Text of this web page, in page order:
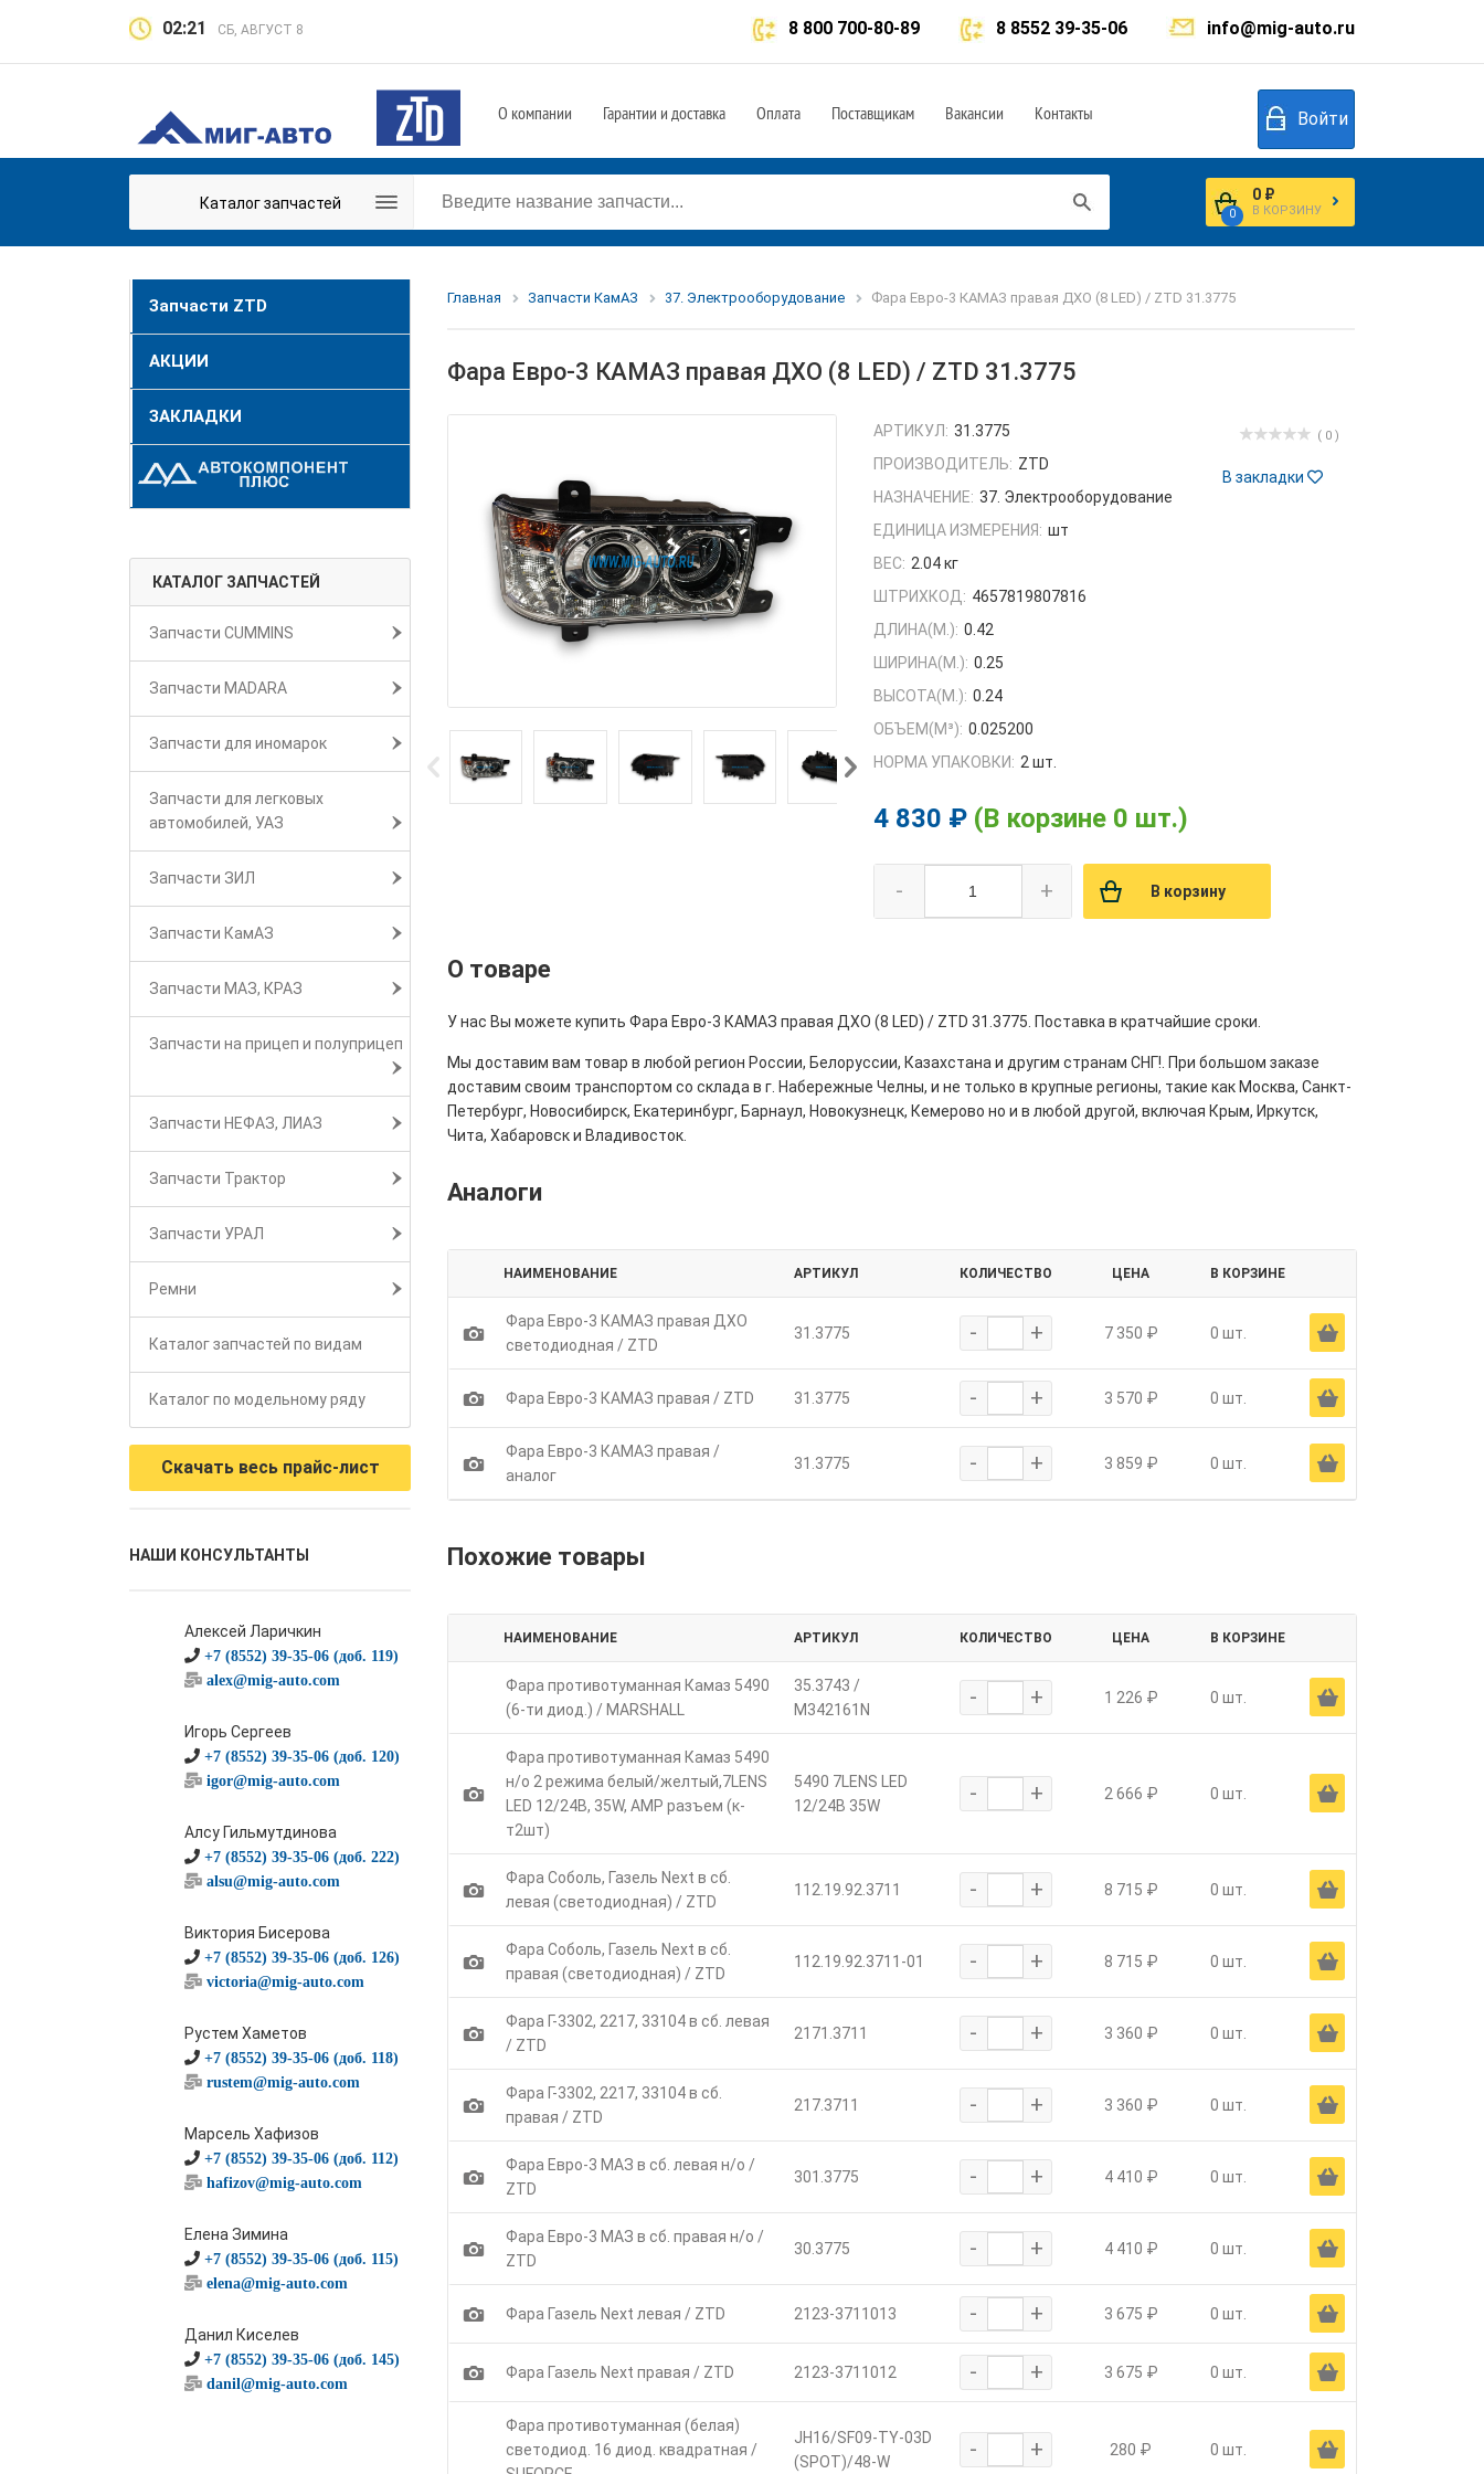
02:21 СБ, АВГУСТ 8 info@mig-auto.ru
8 8552 39-35-06
8 800 700-80-89
О компании Гарантии и доставка Оплата Поставщикам Вакансии Контакты Войти
Каталог запчастей
0
0 ₽
В КОРЗИНУ
Запчасти ZTD
АКЦИИ
ЗАКЛАДКИ
КАТАЛОГ ЗАПЧАСТЕЙ
Запчасти CUMMINS
Запчасти MADARA
Запчасти для иномарок
Запчасти для легковых
автомобилей, УАЗ
Запчасти ЗИЛ
Запчасти КамАЗ
Запчасти МАЗ, КРАЗ
Запчасти на прицеп и полуприцеп
Запчасти НЕФАЗ, ЛИАЗ
Запчасти Трактор
Запчасти УРАЛ
Ремни
Каталог запчастей по видам
Каталог по модельному ряду
Скачать весь прайс-лист
НАШИ КОНСУЛЬТАНТЫ
Алексей Ларичкин
+7 (8552) 39-35-06 (доб. 119)
alex@mig-auto.com
Игорь Сергеев
+7 (8552) 39-35-06 (доб. 120)
igor@mig-auto.com
Алсу Гильмутдинова
+7 (8552) 39-35-06 (доб. 222)
alsu@mig-auto.com
Виктория Бисерова
+7 (8552) 39-35-06 (доб. 126)
victoria@mig-auto.com
Рустем Хаметов
+7 (8552) 39-35-06 (доб. 118)
rustem@mig-auto.com
Марсель Хафизов
+7 (8552) 39-35-06 (доб. 112)
hafizov@mig-auto.com
Елена Зимина
+7 (8552) 39-35-06 (доб. 115)
elena@mig-auto.com
Данил Киселев
+7 (8552) 39-35-06 (доб. 145)
danil@mig-auto.com
Главная Запчасти КамАЗ 37. Электрооборудование Фара Евро-3 КАМАЗ правая ДХО (8 LED) / ZTD 31.3775
Фара Евро-3 КАМАЗ правая ДХО (8 LED) / ZTD 31.3775
( 0 )
В закладки
АРТИКУЛ: 31.3775
ПРОИЗВОДИТЕЛЬ: ZTD
НАЗНАЧЕНИЕ: 37. Электрооборудование
ЕДИНИЦА ИЗМЕРЕНИЯ: шт
ВЕС: 2.04 кг
ШТРИХКОД: 4657819807816
ДЛИНА(М.): 0.42
ШИРИНА(М.): 0.25
ВЫСОТА(М.): 0.24
ОБЪЕМ(M³): 0.025200
НОРМА УПАКОВКИ: 2 шт.
4 830 ₽ (В корзине 0 шт.)
- + В корзину
О товаре
У нас Вы можете купить Фара Евро-3 КАМАЗ правая ДХО (8 LED) / ZTD 31.3775. Поставка в кратчайшие сроки.
Мы доставим вам товар в любой регион России, Белоруссии, Казахстана и другим странам СНГ!. При большом заказе
доставим своим транспортом со склада в г. Набережные Челны, и не только в крупные регионы, такие как Москва, Санкт-
Петербург, Новосибирск, Екатеринбург, Барнаул, Новокузнецк, Кемерово но и в любой другой, включая Крым, Иркутск,
Чита, Хабаровск и Владивосток.
Аналоги
НАИМЕНОВАНИЕ АРТИКУЛ КОЛИЧЕСТВО ЦЕНА В КОРЗИНЕ
1
Фара Евро-3 КАМАЗ правая ДХО
светодиодная / ZTD
31.3775 - + 7 350 ₽ 0 шт. Ä
1 Фара Евро-3 КАМАЗ правая / ZTD 31.3775 - + 3 570 ₽ 0 шт. Ä
1
Фара Евро-3 КАМАЗ правая /
аналог
31.3775 - + 3 859 ₽ 0 шт. Ä
Похожие товары
НАИМЕНОВАНИЕ АРТИКУЛ КОЛИЧЕСТВО ЦЕНА В КОРЗИНЕ
Фара противотуманная Камаз 5490
(6-ти диод.) / MARSHALL
35.3743 /
M342161N
- + 1 226 ₽ 0 шт. Ä
1
Фара противотуманная Камаз 5490
н/о 2 режима белый/желтый,7LENS
LED 12/24В, 35W, АМР разъем (к-
т2шт)
5490 7LENS LED
12/24В 35W
- + 2 666 ₽ 0 шт. Ä
1
Фара Соболь, Газель Next в сб.
левая (светодиодная) / ZTD
112.19.92.3711 - + 8 715 ₽ 0 шт. Ä
1
Фара Соболь, Газель Next в сб.
правая (светодиодная) / ZTD
112.19.92.3711-01 - + 8 715 ₽ 0 шт. Ä
1
Фара Г-3302, 2217, 33104 в сб. левая
/ ZTD
2171.3711 - + 3 360 ₽ 0 шт. Ä
1
Фара Г-3302, 2217, 33104 в сб.
правая / ZTD
217.3711 - + 3 360 ₽ 0 шт. Ä
1
Фара Евро-3 МАЗ в сб. левая н/о /
ZTD
301.3775 - + 4 410 ₽ 0 шт. Ä
1
Фара Евро-3 МАЗ в сб. правая н/о /
ZTD
30.3775 - + 4 410 ₽ 0 шт. Ä
1 Фара Газель Next левая / ZTD 2123-3711013 - + 3 675 ₽ 0 шт. Ä
1 Фара Газель Next правая / ZTD 2123-3711012 - + 3 675 ₽ 0 шт. Ä
Фара противотуманная (белая)
светодиод. 16 диод. квадратная /
JH16/SF09-TY-03D
(SPOT)/48-W
- + 280 ₽ 0 шт. Ä